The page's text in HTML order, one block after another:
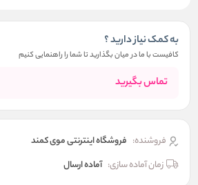
به کمک نیاز دارید ؟
کافیست با ما در میان بگذارید تا شما را راهنمایی کنیم
تماس بگیرید
فروشنده: فروشگاه اینترنتی موی کمند
زمان آماده سازی: آماده ارسال